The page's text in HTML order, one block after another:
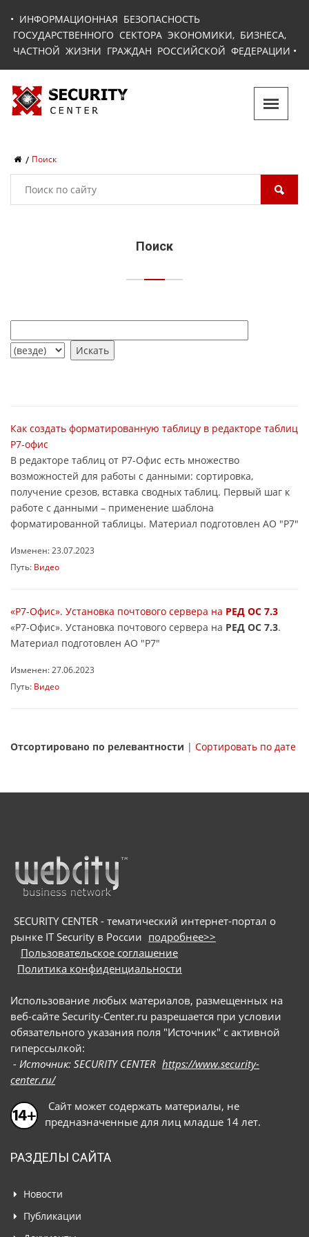
• ИНФОРМАЦИОННАЯ БЕЗОПАСНОСТЬ
ГОСУДАРСТВЕННОГО СЕКТОРА ЭКОНОМИКИ, БИЗНЕСА,
ЧАСТНОЙ ЖИЗНИ ГРАЖДАН РОССИЙСКОЙ ФЕДЕРАЦИИ •
Поиск
Поиск
Как создать форматированную таблицу в редакторе таблиц
Р7-офис
В редакторе таблиц от Р7-Офис есть множество
возможностей для работы с данными: сортировка,
получение срезов, вставка сводных таблиц. Первый шаг к
работе с данными – применение шаблона
форматированной таблицы. Материал подготовлен АО "Р7"
Изменен: 23.07.2023
Путь: Видео
«Р7-Офис». Установка почтового сервера на РЕД ОС 7.3
«Р7-Офис». Установка почтового сервера на РЕД ОС 7.3.
Материал подготовлен АО "Р7"
Изменен: 27.06.2023
Путь: Видео
Отсортировано по релевантности | Сортировать по дате
SECURITY CENTER - тематический интернет-портал о
рынке IT Security в России подробнее>>
Пользовательское соглашение
Политика конфиденциальности
Использование любых материалов, размещенных на
веб-сайте Security-Center.ru разрешается при условии
обязательного указания поля "Источник" с активной
гиперссылкой:
- Источник: SECURITY CENTER https://www.security-
center.ru/
Сайт может содержать материалы, не
предназначенные для лиц младше 14 лет.
РАЗДЕЛЫ САЙТА
Новости
Публикации